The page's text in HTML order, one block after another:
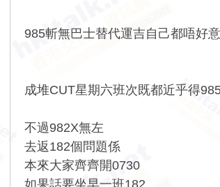
985斬無巴士替代運吉自己都唔好
成堆CUT星期六班次既都近乎得
不過982X無左
去返182個問題係
本來大家齊齊開0730
如果話要坐早一班182